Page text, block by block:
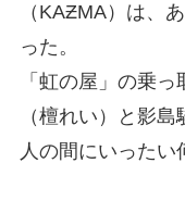
（KAƵMA）は、
った。
「虹の屋」の乗
（檀れい）と影
人の間にいったい